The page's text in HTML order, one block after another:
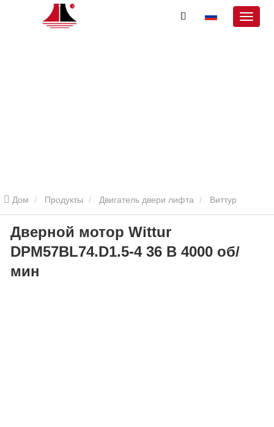
Дом Продукты Двигатель двери лифта Виттур
Дверной Мотор Дверной мотор Wittur DPM57BL74.D1.5-4 36 В
4000 об/мин
Дверной мотор Wittur
DPM57BL74.D1.5-4 36 В 4000 об/
мин